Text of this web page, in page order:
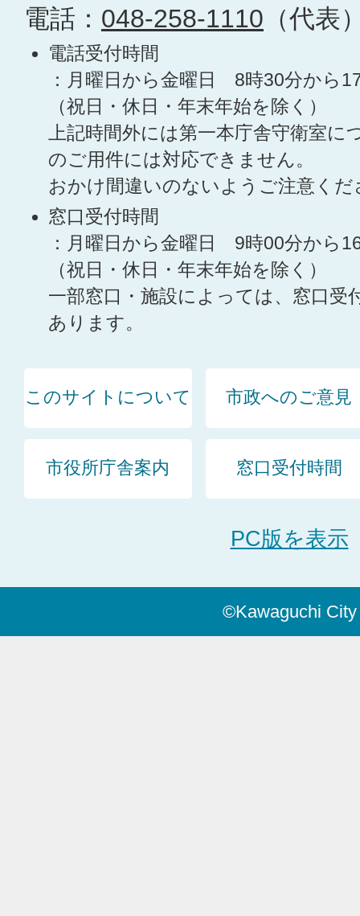
電話： 048-258-1110 （代表
電話受付時間
：月曜日から金曜日 8時30分から
（祝日・休日・年末年始を除く）
上記時間外には第一本庁舎守衛室に
のご用件には対応できません。
おかけ間違いのないようご注意くだ
窓口受付時間
：月曜日から金曜日 9時00分から
（祝日・休日・年末年始を除く）
一部窓口・施設によっては、窓口受
あります。
このサイトについて 市政へのご意見
市役所庁舎案内 窓口受付時間
PC版を表示
©Kawaguchi City